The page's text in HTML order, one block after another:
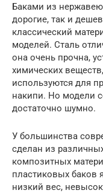
Баками из
дорогие, так и
классический
моделей. Сталь
она очень прочна,
химических
используются для
накипи. Но модели
достаточно шумно.
У большинства
сделан из
композитных
пластиковых баков
низкий вес,